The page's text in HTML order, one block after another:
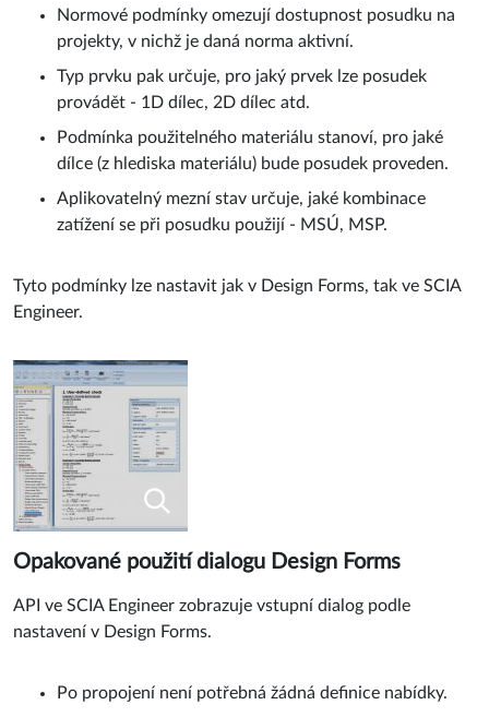
Normové podmínky omezují dostupnost posudku na
projekty, v nichž je daná norma aktivní.
Typ prvku pak určuje, pro jaký prvek lze posudek
provádět - 1D dílec, 2D dílec atd.
Podmínka použitelného materiálu stanoví, pro jaké
dílce (z hlediska materiálu) bude posudek proveden.
Aplikovatelný mezní stav určuje, jaké kombinace
zatížení se při posudku použijí - MSÚ, MSP.
Tyto podmínky lze nastavit jak v Design Forms, tak ve SCIA
Engineer.
Opakované použití dialogu Design Forms
API ve SCIA Engineer zobrazuje vstupní dialog podle
nastavení v Design Forms.
Po propojení není potřebná žádná definice nabídky.